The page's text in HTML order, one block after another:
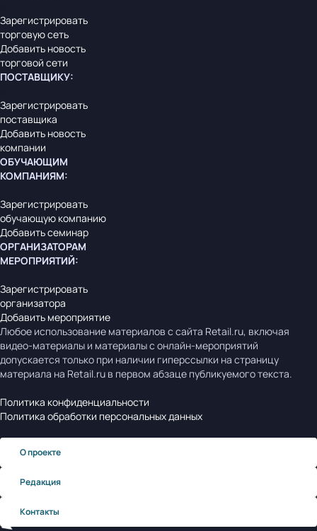
Зарегистрировать
торговую сеть
Добавить новость
торговой сети
ПОСТАВЩИКУ:
Зарегистрировать
поставщика
Добавить новость
компании
ОБУЧАЮЩИМ
КОМПАНИЯМ:
Зарегистрировать
обучающую компанию
Добавить семинар
ОРГАНИЗАТОРАМ
МЕРОПРИЯТИЙ:
Зарегистрировать
организатора
Добавить мероприятие
Любое использование материалов с сайта Retail.ru, включая
видео-материалы и материалы с онлайн-мероприятий
допускается только при наличии гиперссылки на страницу
материала на Retail.ru в первом абзаце публикуемого текста.
Политика конфиденциальности
Политика обработки персональных данных
О проекте
Редакция
Контакты